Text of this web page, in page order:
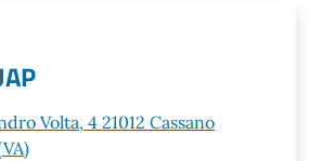
Volta, 4 21012 Cassano